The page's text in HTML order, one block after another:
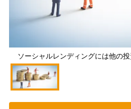
ソーシャルレンディングには他の